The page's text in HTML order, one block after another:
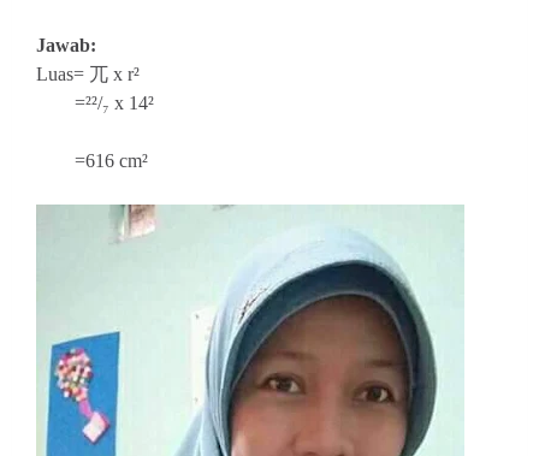
Jawab:
Luas= 兀 x r²
=²²/₇ x 14²
=616 cm²